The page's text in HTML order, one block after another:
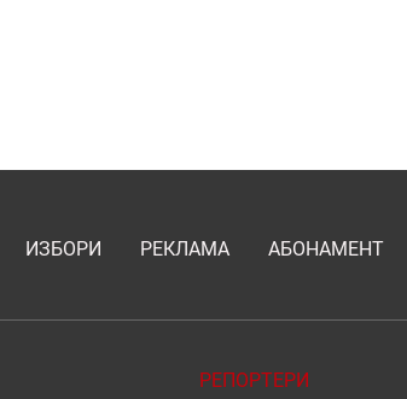
ИЗБОРИ РЕКЛАМА АБОНАМЕНТ
РЕПОРТЕРИ